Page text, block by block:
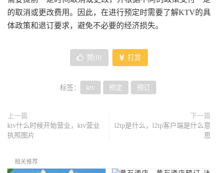
的取消或更改费用。因此，在进行预定时需要了解KTV的具
体政策和退订要求，避免不必要的经济损失。
赞( 0 ) 打赏
标签： ktv 预定 预订
上一篇
ktv什么时候开始营业，ktv营业
执照图片
下一篇
l2tp是什么，l2tp客户端是什么意
思
相关推荐